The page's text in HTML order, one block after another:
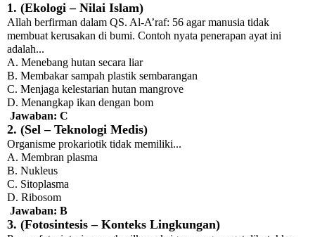
1. (Ekologi – Nilai Islam)
Allah berfirman dalam QS. Al-A’raf: 56 agar manusia tidak
membuat kerusakan di bumi. Contoh nyata penerapan ayat ini
adalah...
A. Menebang hutan secara liar
B. Membakar sampah plastik sembarangan
C. Menjaga kelestarian hutan mangrove
D. Menangkap ikan dengan bom
Jawaban: C
2. (Sel – Teknologi Medis)
Organisme prokariotik tidak memiliki...
A. Membran plasma
B. Nukleus
C. Sitoplasma
D. Ribosom
Jawaban: B
3. (Fotosintesis – Konteks Lingkungan)